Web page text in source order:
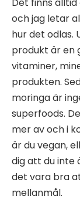
och jag letar
hur det odlas.
produkt är en
vitaminer,
produkten.
moringa är
superfoods.
mer av och i
är du vegan,
dig att du inte
det vara bra
mellanmål.